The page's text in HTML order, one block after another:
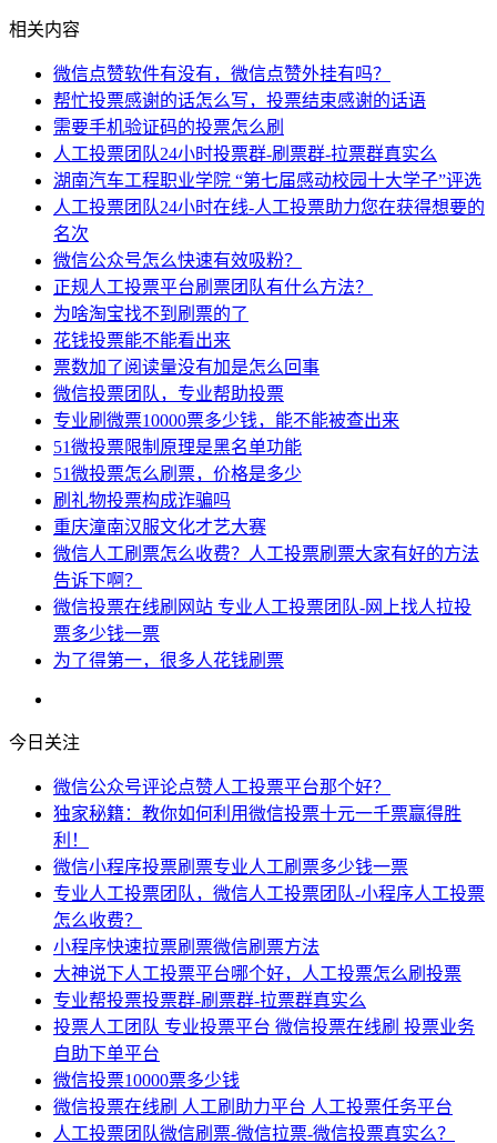
相关内容
微信点赞软件有没有，微信点赞外挂有吗？
帮忙投票感谢的话怎么写，投票结束感谢的话语
需要手机验证码的投票怎么刷
人工投票团队24小时投票群-刷票群-拉票群真实么
湖南汽车工程职业学院 “第七届感动校园十大学子”评选
人工投票团队24小时在线-人工投票助力您在获得想要的
名次
微信公众号怎么快速有效吸粉？
正规人工投票平台刷票团队有什么方法？
为啥淘宝找不到刷票的了
花钱投票能不能看出来
票数加了阅读量没有加是怎么回事
微信投票团队，专业帮助投票
专业刷微票10000票多少钱，能不能被查出来
51微投票限制原理是黑名单功能
51微投票怎么刷票，价格是多少
刷礼物投票构成诈骗吗
重庆潼南汉服文化才艺大赛
微信人工刷票怎么收费？人工投票刷票大家有好的方法
告诉下啊？
微信投票在线刷网站 专业人工投票团队-网上找人拉投
票多少钱一票
为了得第一，很多人花钱刷票
今日关注
微信公众号评论点赞人工投票平台那个好？
独家秘籍：教你如何利用微信投票十元一千票赢得胜
利！
微信小程序投票刷票专业人工刷票多少钱一票
专业人工投票团队，微信人工投票团队-小程序人工投票
怎么收费？
小程序快速拉票刷票微信刷票方法
大神说下人工投票平台哪个好，人工投票怎么刷投票
专业帮投票投票群-刷票群-拉票群真实么
投票人工团队 专业投票平台 微信投票在线刷 投票业务
自助下单平台
微信投票10000票多少钱
微信投票在线刷 人工刷助力平台 人工投票任务平台
人工投票团队微信刷票-微信拉票-微信投票真实么？